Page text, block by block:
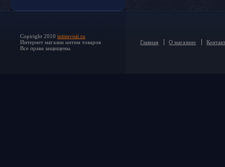
Copiright 2010 intimvisit.ru
Интернет магазин интим товаров
Все права защищены.
Главная О магазине